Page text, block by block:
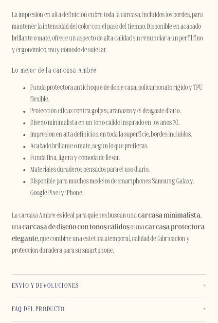
La impresión en alta definición cubre toda la carcasa, incluidos los bordes, para
mantener la intensidad del color con el paso del tiempo. Disponible en acabado
brillante o mate, ofrece un aspecto de alta calidad sin renunciar a un perfil fino
y ergonómico, muy cómodo de sujetar.
Lo mejor de la carcasa Ambre
Funda protectora antichoque de doble capa: policarbonato rígido y TPU
flexible.
Protección eficaz contra golpes, arañazos y el desgaste diario.
Diseño minimalista en un tono cálido inspirado en los años 70.
Impresión en alta definición en toda la superficie, bordes incluidos.
Acabado brillante o mate, según lo que prefieras.
Funda fina, ligera y cómoda de llevar.
Materiales duraderos pensados para el uso diario.
Disponible para muchos modelos de smartphones Samsung Galaxy,
Google Pixel y iPhone.
La carcasa Ambre es ideal para quienes buscan unacarcasa minimalista,
unacarcasa de diseño con tonos cálidoso unacarcasa protectora
elegante, que combine una estética atemporal, calidad de fabricación y
protección duradera para su smartphone.
ENVÍO Y DEVOLUCIONES
FAQ DEL PRODUCTO